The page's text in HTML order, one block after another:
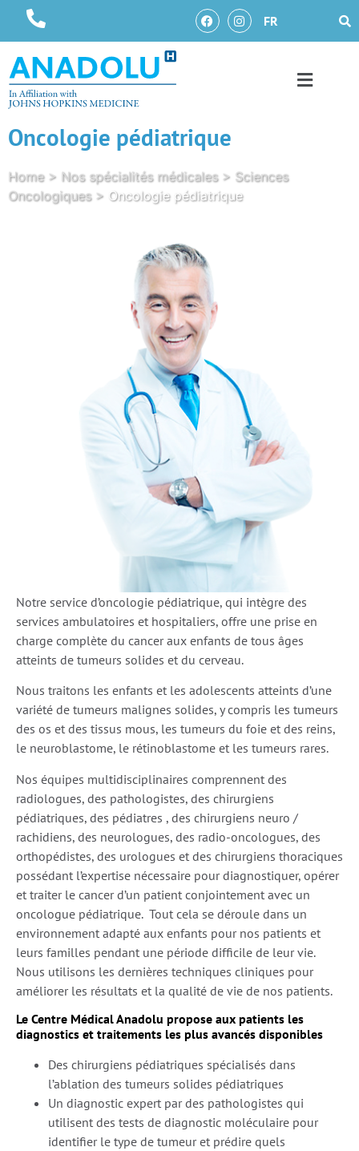
FR
Oncologie pédiatrique
Home > Nos spécialités médicales > Sciences
Oncologiques > Oncologie pédiatrique
Notre service d’oncologie pédiatrique, qui intègre des
services ambulatoires et hospitaliers, offre une prise en
charge complète du cancer aux enfants de tous âges
atteints de tumeurs solides et du cerveau.
Nous traitons les enfants et les adolescents atteints d’une
variété de tumeurs malignes solides, y compris les tumeurs
des os et des tissus mous, les tumeurs du foie et des reins,
le neuroblastome, le rétinoblastome et les tumeurs rares.
Nos équipes multidisciplinaires comprennent des
radiologues, des pathologistes, des chirurgiens
pédiatriques, des pédiatres , des chirurgiens neuro /
rachidiens, des neurologues, des radio-oncologues, des
orthopédistes, des urologues et des chirurgiens thoraciques
possédant l’expertise nécessaire pour diagnostiquer, opérer
et traiter le cancer d’un patient conjointement avec un
oncologue pédiatrique. Tout cela se déroule dans un
environnement adapté aux enfants pour nos patients et
leurs familles pendant une période difficile de leur vie.
Nous utilisons les dernières techniques cliniques pour
améliorer les résultats et la qualité de vie de nos patients.
Le Centre Médical Anadolu propose aux patients les
diagnostics et traitements les plus avancés disponibles
Des chirurgiens pédiatriques spécialisés dans
l’ablation des tumeurs solides pédiatriques
Un diagnostic expert par des pathologistes qui
utilisent des tests de diagnostic moléculaire pour
identifier le type de tumeur et prédire quels